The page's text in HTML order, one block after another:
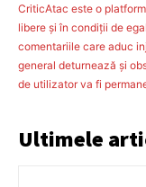
CriticAtac este o
libere şi în condiţii de
comentariile care aduc
general deturnează şi
de utilizator va fi
Ultimele